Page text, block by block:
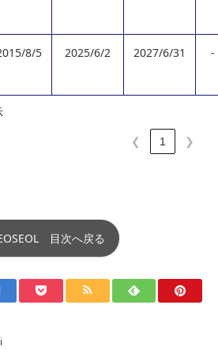
8/5 2025/6/2 2027/6/31 -
❮ 1 ❯
目次へ戻る